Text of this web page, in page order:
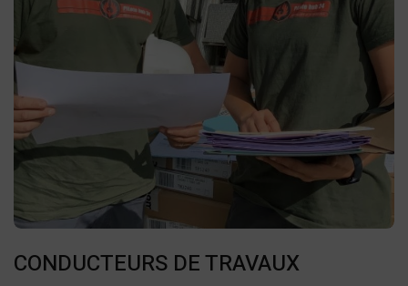
CONDUCTEURS DE TRAVAUX